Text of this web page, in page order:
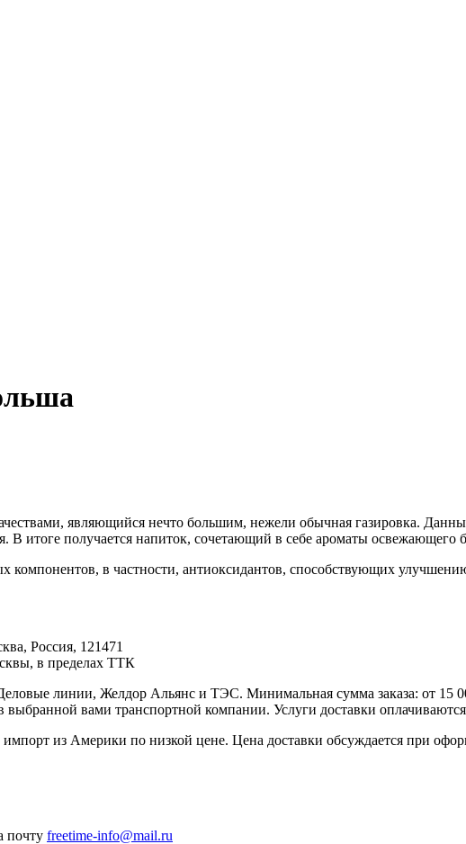
являющийся нечто большим, нежели обычная газировка.
В итоге получается напиток, сочетающий в себе ароматы освежающего
в частности, антиоксидантов, способствующих
Россия, 121471
в пределах ТТК
линии, Желдор Альянс и ТЭС. Минимальная сумма заказа: от 15
вами транспортной компании. Услуги доставки
из Америки по низкой цене. Цена доставки обсуждается при
почту freetime-info@mail.ru